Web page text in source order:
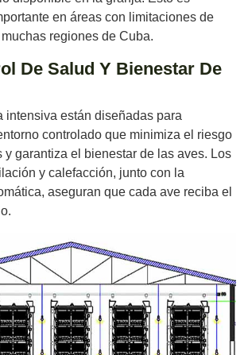
en áreas con limitaciones de
regiones de Cuba.
De Salud Y Bienestar De
intensiva están diseñadas para
controlado que minimiza el riesgo
y garantiza el bienestar de las aves. Los
y calefacción, junto con la
aseguran que cada ave reciba el